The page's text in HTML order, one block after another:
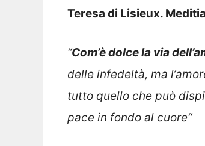
Teresa di Lisieux.
“Com’è dolce la via
delle infedeltà, ma
tutto quello che può
pace in fondo al cuore“